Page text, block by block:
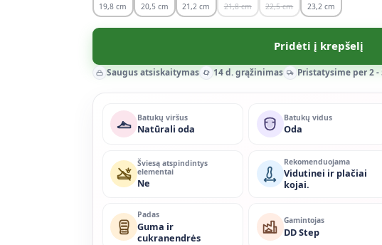
19,8 20,5 21,2 21,8 22,5 23,2
Pridėti į krepšelį
Saugus atsiskaitymas 14 d. grąžinimas Pristatysime per 2 -
Batukų viršus
Natūrali oda
Batukų vidus
Oda
Šviesą atspindintys
elementai
Ne
Rekomenduojama
Vidutinei ir plačiai
kojai.
Padas
Guma ir
cukranendrės
Gamintojas
DD Step